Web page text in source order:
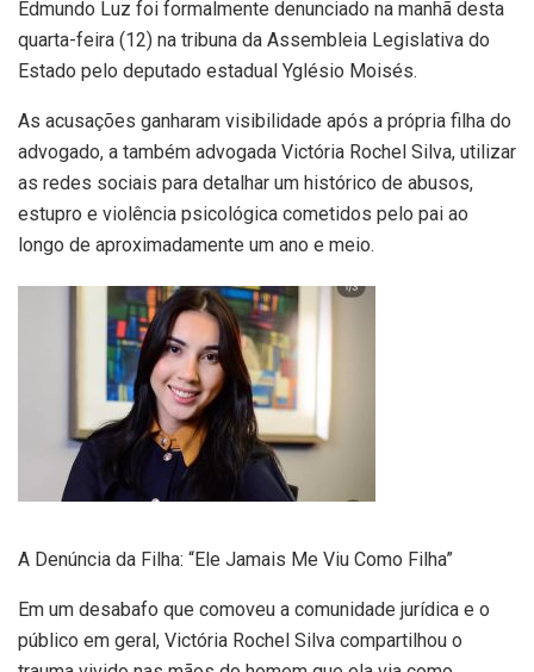
Edmundo Luz foi formalmente denunciado na manhã desta
quarta-feira (12) na tribuna da Assembleia Legislativa do
Estado pelo deputado estadual Yglésio Moisés.
As acusações ganharam visibilidade após a própria filha do
advogado, a também advogada Victória Rochel Silva, utilizar
as redes sociais para detalhar um histórico de abusos,
estupro e violência psicológica cometidos pelo pai ao
longo de aproximadamente um ano e meio.
A Denúncia da Filha: “Ele Jamais Me Viu Como Filha”
Em um desabafo que comoveu a comunidade jurídica e o
público em geral, Victória Rochel Silva compartilhou o